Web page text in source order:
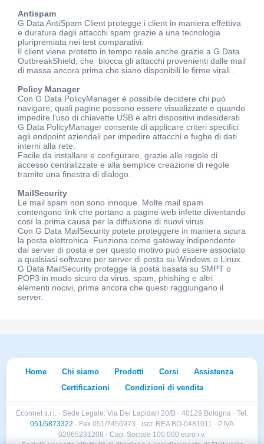
Antispam
G Data AntiSpam Client protegge i client in maniera effettiva
e duratura dagli attacchi spam grazie a una tecnologia
pluripremiata nei test comparativi.
Il client viene protetto in tempo reale anche grazie a G Data
OutbreakShield, che blocca gli attacchi provenienti dalle mail
di massa ancora prima che siano disponibili le firme virali .
Policy Manager
Con G Data PolicyManager è possibile decidere chi puó
navigare, quali pagine possono essere visualizzate e quando
impedire l'uso di chiavette USB e altri dispositivi indesiderati
G Data PolicyManager consente di applicare criteri specifici
agli endpoint aziendali per impedire attacchi e fughe di dati
interni alla rete.
Facile da installare e configurare, grazie alle regole di
accesso centralizzate e alla semplice creazione di regole
tramite una finestra di dialogo.
MailSecurity
Le mail spam non sono innoque. Molte mail spam
contengono link che portano a pagine web infette diventando
cosí la prima causa per la diffusione di nuovi virus.
Con G Data MailSecurity potete proteggere in maniera sicura
la posta elettronica. Funziona come gateway indipendente
dal server di posta e per questo motivo puó essere associato
a qualsiasi software per server di posta su Windows o Linux.
G Data MailSecurity protegge la posta basata su SMPT o
POP3 in modo sicuro da virus, spam, phishing e altri
elementi nocivi, prima ancora che questi raggiungano il
server.
Home Chi siamo Prodotti Corsi
Assistenza
Certificazioni
Condizioni di vendita
Econnet s.r.l. · Sede Legale: Via Dei Lapidari 20/B · 40129 Bologna · Tel.
051/5873322 · Fax 051/7456973 · iscr. REA BO-0481011 · P.IVA
02965231208 · Cap. Sociale 100.000 euro i.v.